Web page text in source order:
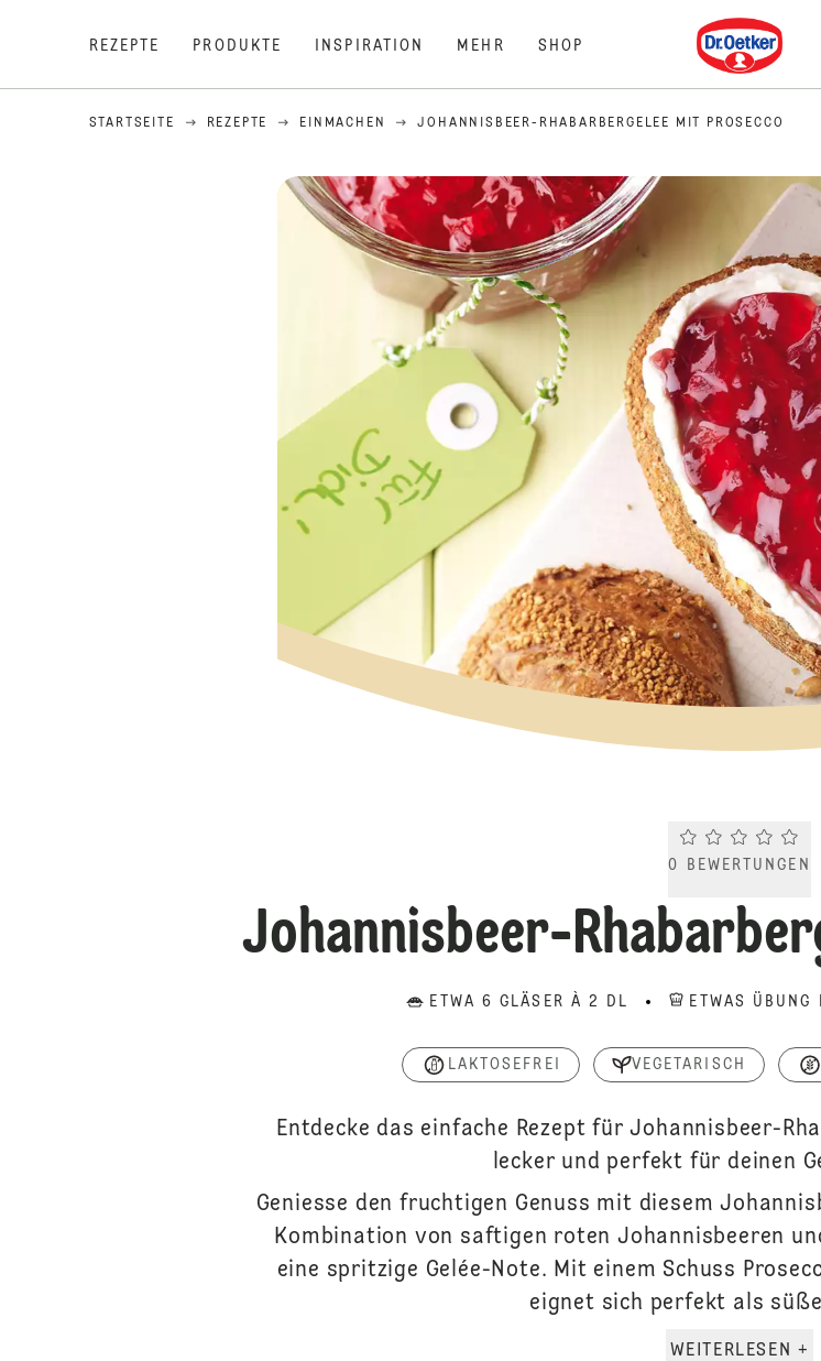
REZEPTE PRODUKTE INSPIRATION MEHR SHOP
Dr. Oetker
STARTSEITE REZEPTE EINMACHEN JOHANNISBEER-RHABARBERGELEE MIT PROSECCO
Current
0 BEWERTUNGEN
Johannisbeer-
ETWA 6 GLÄSER À 2 DL ETWAS ÜBUNG
LAKTOSEFREI VEGETARISCH
Entdecke das einfache Rezept für Johannisbeer-
lecker und perfekt für deinen
Geniesse den fruchtigen Genuss mit diesem
Kombination von saftigen roten Johannisbeeren
eine spritzige Gelée-Note. Mit einem Schuss
eignet sich perfekt als
WEITERLESEN +